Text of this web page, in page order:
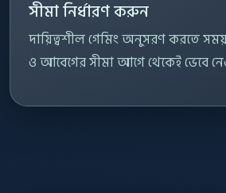
সীমা নির্ধারণ করুন
দায়িত্বশীল গেমিং অনুসরণ করতে
ও আবেগের সীমা আগে থেকেই ভেবে